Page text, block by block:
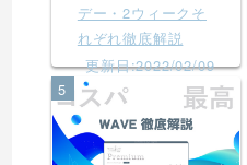
デー・2ウィークそ
れぞれ徹底解説
更新日:2022/02/09
5